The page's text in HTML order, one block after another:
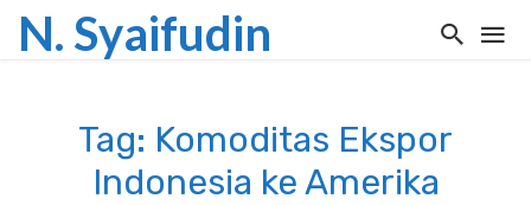
N. Syaifudin
Tag: Komoditas Ekspor
Indonesia ke Amerika